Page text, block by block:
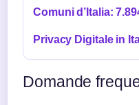
Comuni d’Italia:
Privacy Digitale in
Domande